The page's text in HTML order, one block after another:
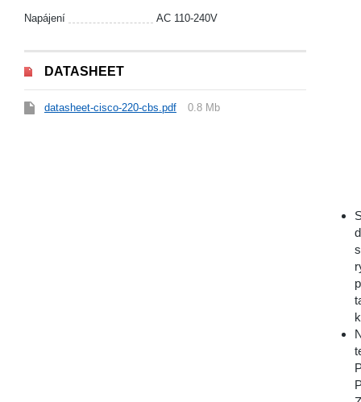
Napájení AC 110-240V
DATASHEET
datasheet-cisco-220-cbs.pdf 0.8 Mb